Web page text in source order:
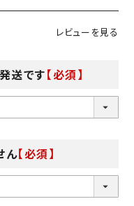
レビューを見る
送です【必須】
ん【必須】